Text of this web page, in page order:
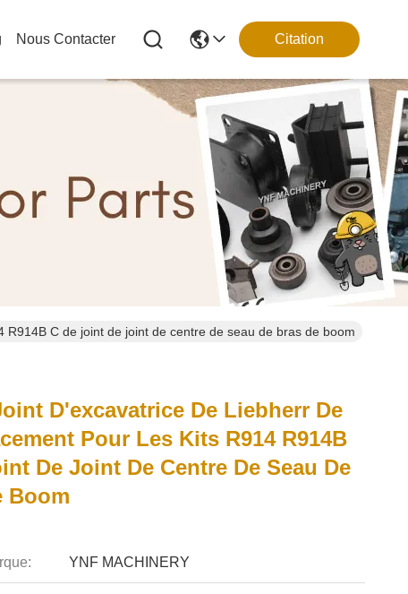
Nous Contacter Citation
C de joint de joint de centre de seau de bras de boom
D'excavatrice De Liebherr De
Pour Les Kits R914 R914B
De Joint De Centre De Seau De
Boom
YNF MACHINERY